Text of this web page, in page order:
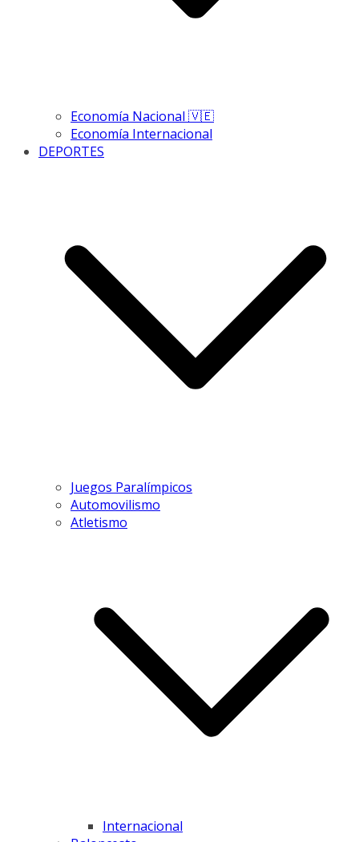
Economía Nacional 🇻🇪
Economía Internacional
DEPORTES
Juegos Paralímpicos
Automovilismo
Atletismo
Internacional